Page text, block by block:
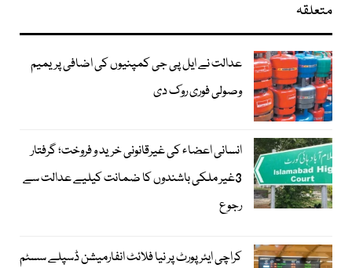
متعلقہ
عدالت نے ایل پی جی کمپنیوں کی اضافی پریمیم
وصولی فوری روک دی
انسانی اعضاء کی غیرقانونی خرید و فروخت؛ گرفتار
3غیر ملکی باشندوں کا ضمانت کیلیے عدالت سے
رجوع
کراچی ایئرپورٹ پر نیا فلائٹ انفارمیشن ڈسپلے سسٹم